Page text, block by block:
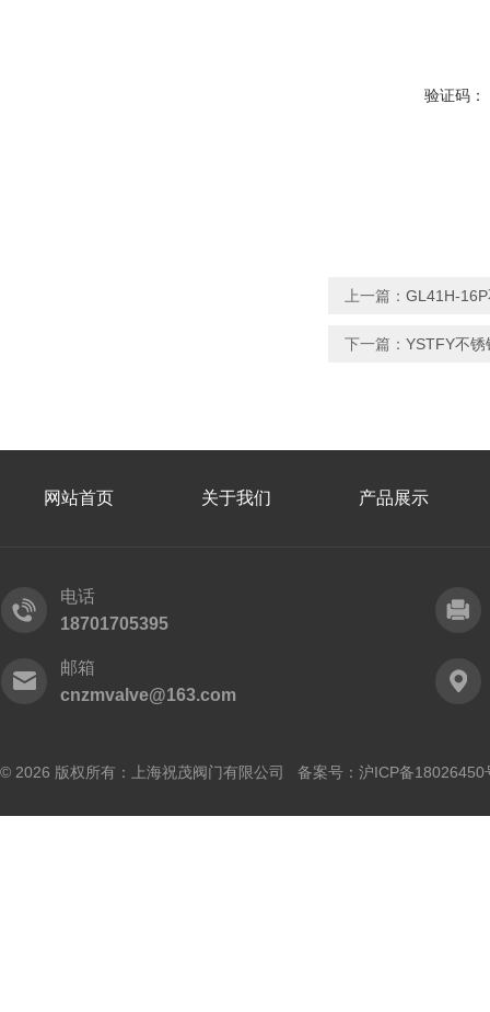
验证码：
上一篇： GL41H-
下一篇： YSTFY不
网站首页 关于我们 产品展示
电话
18701705395
邮箱
cnzmvalve@163.com
© 2026 版权所有：上海祝茂阀门有限公司 备案号： 沪ICP备18026450